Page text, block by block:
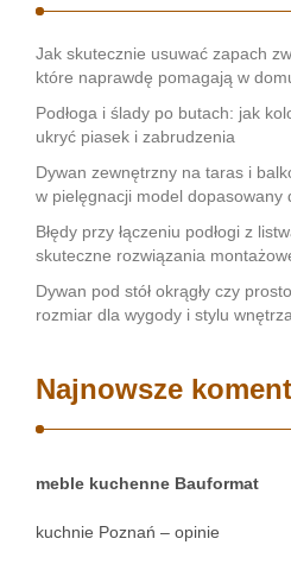
Jak skutecznie usuwać zapach
które naprawdę pomagają w
Podłoga i ślady po butach: jak
ukryć piasek i zabrudzenia
Dywan zewnętrzny na taras i
w pielęgnacji model dopasowany
Błędy przy łączeniu podłogi z
skuteczne rozwiązania
Dywan pod stół okrągły czy
rozmiar dla wygody i stylu wnętrza
Najnowsze
meble kuchenne Bauformat
kuchnie Poznań – opinie